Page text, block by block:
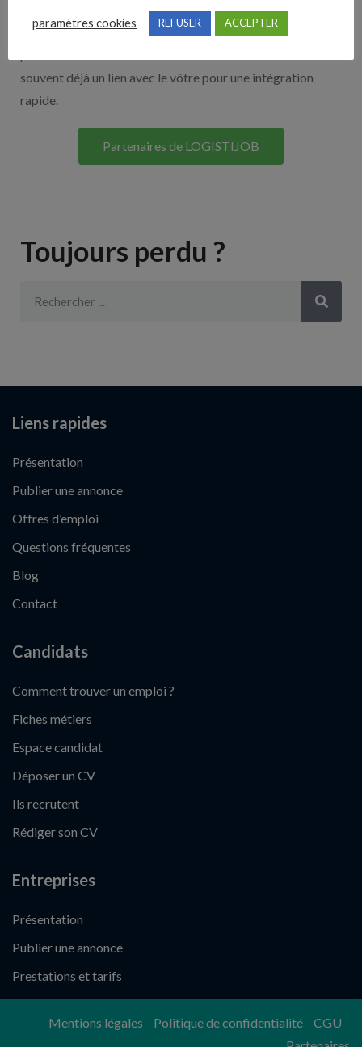
Découvrez nos partenaires ! Moteurs de recherches,
multidiffuseurs, sites payant… nombreux sont nos
souvent déjà un lien avec le vôtre pour une intégration
rapide.
Partenaires de LOGISTIJOB
Toujours perdu ?
Liens rapides
Présentation
Publier une annonce
Offres d’emploi
Questions fréquentes
Blog
Contact
Candidats
Comment trouver un emploi ?
Fiches métiers
Espace candidat
Déposer un CV
Ils recrutent
Rédiger son CV
Entreprises
Présentation
Publier une annonce
Prestations et tarifs
Mentions légales Politique de confidentialité
CGU
paramètres cookies REFUSER ACCEPTER